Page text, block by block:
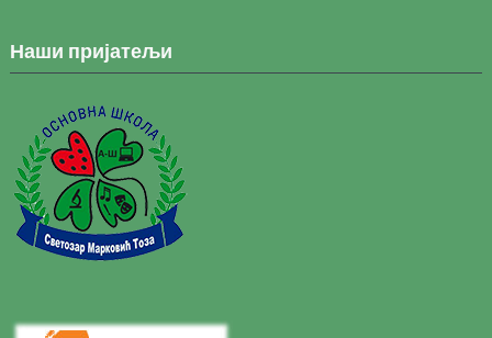
Наши пријатељи